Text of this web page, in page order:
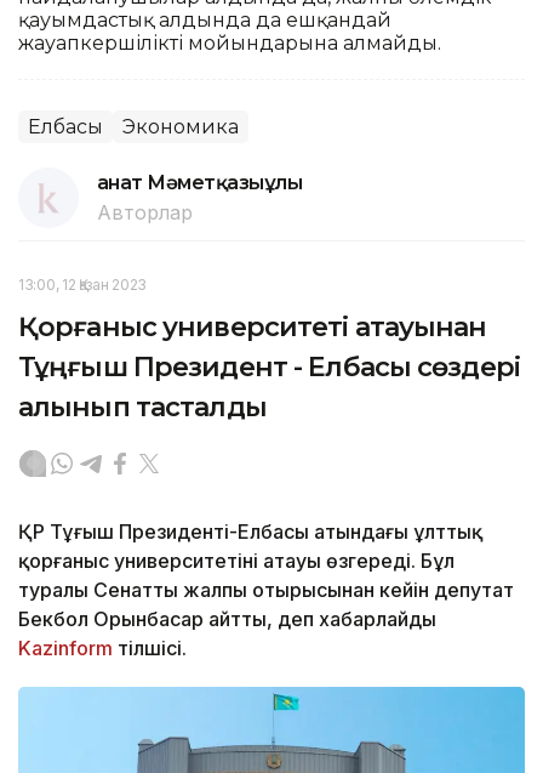
қауымдастық алдында да ешқандай
жауапкершілікті мойындарына алмайды.
Елбасы Экономика
Қанат Мәметқазыұлы
Авторлар
13:00, 12 Қазан 2023
Қорғаныс университеті атауынан
Тұңғыш Президент - Елбасы сөздері
алынып тасталды
ҚР Тұңғыш Президенті-Елбасы атындағы ұлттық
қорғаныс университетінің атауы өзгереді. Бұл
туралы Сенаттың жалпы отырысынан кейін депутат
Бекбол Орынбасар айтты, деп хабарлайды
Kazinform тілшісі.